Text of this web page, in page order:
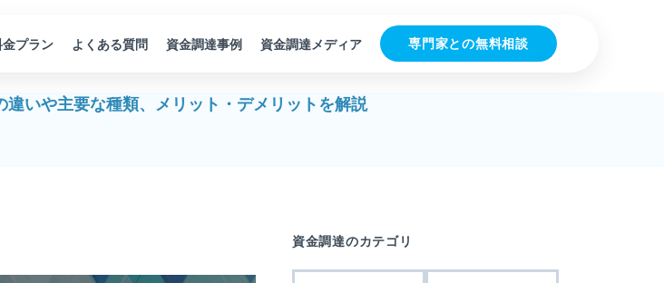
金プラン よくある質問 資金調達事例 資金調達メディア 専門家との無料相談
いや主要な種類、メリット・デメリットを解説
資金調達のカテゴリ